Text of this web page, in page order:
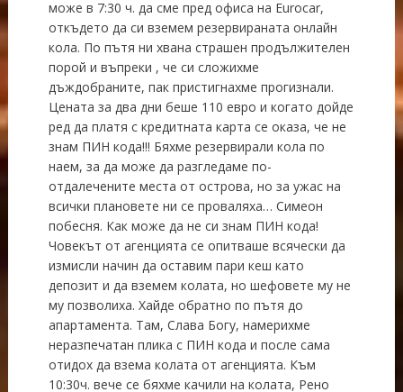
може в 7:30 ч. да сме пред офиса на Eurocar,
откъдето да си вземем резервираната онлайн
кола. По пътя ни хвана страшен продължителен
порой и въпреки , че си сложихме
дъждобраните, пак пристигнахме прогизнали.
Цената за два дни беше 110 евро и когато дойде
ред да платя с кредитната карта се оказа, че не
знам ПИН кода!!! Бяхме резервирали кола по
наем, за да може да разгледаме по-
отдалечените места от острова, но за ужас на
всички плановете ни се проваляха… Симеон
побесня. Как може да не си знам ПИН кода!
Човекът от агенцията се опитваше всячески да
измисли начин да оставим пари кеш като
депозит и да вземем колата, но шефовете му не
му позволиха. Хайде обратно по пътя до
апартамента. Там, Слава Богу, намерихме
неразпечатан плика с ПИН кода и после сама
отидох да взема колата от агенцията. Към
10:30ч. вече се бяхме качили на колата, Рено